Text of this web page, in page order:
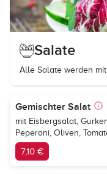
Salate
Alle Salate werden
Gemischter Salat
mit Eisbergsalat,
Peperoni, Oliven,
7,10 €